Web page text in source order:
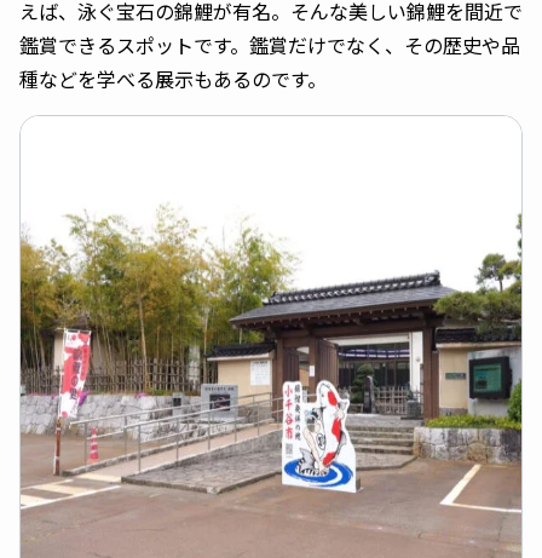
えば、泳ぐ宝石の錦鯉が有名。そんな美しい錦鯉を間近で
鑑賞できるスポットです。鑑賞だけでなく、その歴史や品
種などを学べる展示もあるのです。